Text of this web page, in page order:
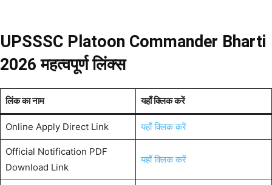
UPSSSC Platoon Commander Bharti
2026 महत्वपूर्ण लिंक्स
लिंक का नाम यहाँ क्लिक करें
Online Apply Direct Link यहाँ क्लिक करें
Official Notification PDF
Download Link
यहाँ क्लिक करें